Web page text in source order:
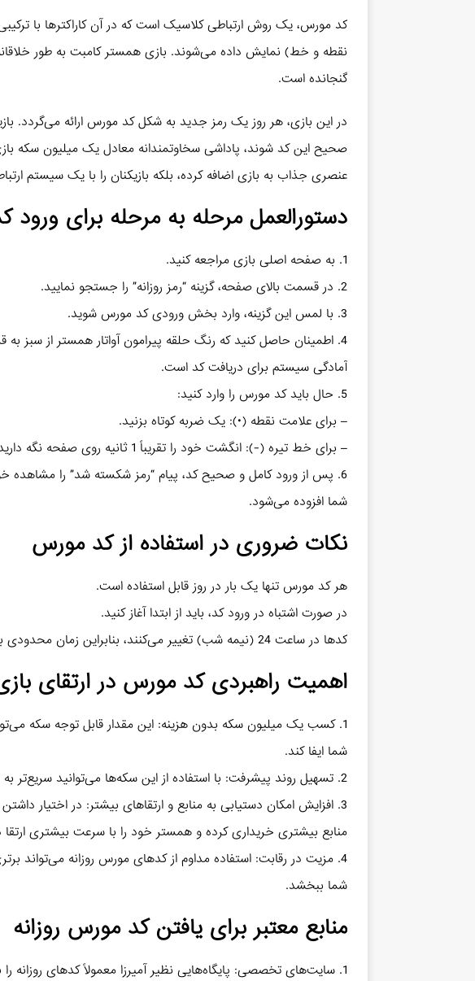
کد مورس، یک روش ارتباطی کلاسیک است که در آن کاراکترها با
نقطه و خط) نمایش داده می‌شوند. بازی همستر کامبت به طور
گنجانده است.
در این بازی، هر روز یک رمز جدید به شکل کد مورس ارائه می‌گردد.
صحیح این کد شوند، پاداشی سخاوتمندانه معادل یک میلیون سکه
عنصری جذاب به بازی اضافه کرده، بلکه بازیکنان را با یک سیستم
دستورالعمل مرحله به مرحله برای ورود کد
1. به صفحه اصلی بازی مراجعه کنید.
2. در قسمت بالای صفحه، گزینه “رمز روزانه” را جستجو نمایید.
3. با لمس این گزینه، وارد بخش ورودی کد مورس شوید.
4. اطمینان حاصل کنید که رنگ حلقه پیرامون آواتار همستر از سبز
آمادگی سیستم برای دریافت کد است.
5. حال باید کد مورس را وارد کنید:
– برای علامت نقطه (•): یک ضربه کوتاه بزنید.
– برای خط تیره (-): انگشت خود را تقریباً 1 ثانیه روی صفحه نگه دارید.
6. پس از ورود کامل و صحیح کد، پیام “رمز شکسته شد” را
شما افزوده می‌شود.
نکات ضروری در استفاده از کد مورس
هر کد مورس تنها یک بار در روز قابل استفاده است.
در صورت اشتباه در ورود کد، باید از ابتدا آغاز کنید.
کدها در ساعت 24 (نیمه شب) تغییر می‌کنند، بنابراین زمان محدودی برای بهره‌برداری از آن‌ها دارید.
اهمیت راهبردی کد مورس در ارتقای
1. کسب یک میلیون سکه بدون هزینه: این مقدار قابل توجه سکه
شما ایفا کند.
2. تسهیل روند پیشرفت: با استفاده از این سکه‌ها می‌توانید سریع‌تر به مقاصد خود در بازی نائل شوید.
3. افزایش امکان دستیابی به منابع و ارتقاهای بیشتر: در اختیار
منابع بیشتری خریداری کرده و همستر خود را با سرعت بیشتری
4. مزیت در رقابت: استفاده مداوم از کدهای مورس روزانه می‌تواند
شما ببخشد.
منابع معتبر برای یافتن کد مورس روزانه
1. سایت‌های تخصصی: پایگاه‌هایی نظیر آمیرزا معمولاً کدهای روزانه را به سرعت منتشر می‌سازند.